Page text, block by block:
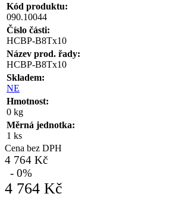
Kód produktu:
090.10044
Číslo části:
HCBP-B8Tx10
Název prod. řady:
HCBP-B8Tx10
Skladem:
NE
Hmotnost:
0 kg
Měrná jednotka:
1 ks
Cena bez DPH
4 764 Kč
- 0%
4 764 Kč